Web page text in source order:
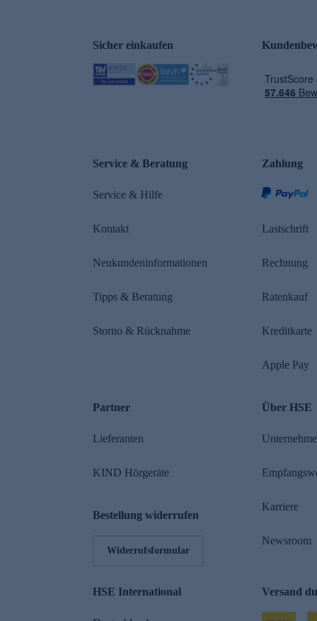
Sicher einkaufen
Service & Beratung
Service & Hilfe
Kontakt
Neukundeninformationen
Tipps & Beratung
Storno & Rücknahme
Zahlung
Lastschrift
Rechnung
Ratenkauf
Kreditkarte
Apple Pay
Partner
Lieferanten
KIND Hörgeräte
Bestellung widerrufen
Widerrufsformular
Über HSE
Karriere
Newsroom
HSE International Versand